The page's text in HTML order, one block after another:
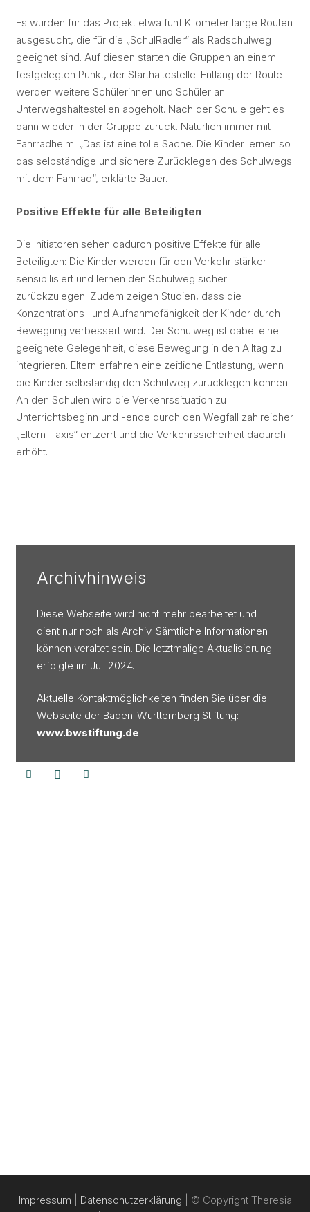
Es wurden für das Projekt etwa fünf Kilometer lange Routen
ausgesucht, die für die „SchulRadler“ als Radschulweg
geeignet sind. Auf diesen starten die Gruppen an einem
festgelegten Punkt, der Starthaltestelle. Entlang der Route
werden weitere Schülerinnen und Schüler an
Unterwegshaltestellen abgeholt. Nach der Schule geht es
dann wieder in der Gruppe zurück. Natürlich immer mit
Fahrradhelm. „Das ist eine tolle Sache. Die Kinder lernen so
das selbständige und sichere Zurücklegen des Schulwegs
mit dem Fahrrad“, erklärte Bauer.
Positive Effekte für alle Beteiligten
Die Initiatoren sehen dadurch positive Effekte für alle
Beteiligten: Die Kinder werden für den Verkehr stärker
sensibilisiert und lernen den Schulweg sicher
zurückzulegen. Zudem zeigen Studien, dass die
Konzentrations- und Aufnahmefähigkeit der Kinder durch
Bewegung verbessert wird. Der Schulweg ist dabei eine
geeignete Gelegenheit, diese Bewegung in den Alltag zu
integrieren. Eltern erfahren eine zeitliche Entlastung, wenn
die Kinder selbständig den Schulweg zurücklegen können.
An den Schulen wird die Verkehrssituation zu
Unterrichtsbeginn und -ende durch den Wegfall zahlreicher
„Eltern-Taxis“ entzerrt und die Verkehrssicherheit dadurch
erhöht.
Archivhinweis
Diese Webseite wird nicht mehr bearbeitet und
dient nur noch als Archiv. Sämtliche Informationen
können veraltet sein. Die letztmalige Aktualisierung
erfolgte im Juli 2024.
Aktuelle Kontaktmöglichkeiten finden Sie über die
Webseite der Baden-Württemberg Stiftung:
www.bwstiftung.de.
Impressum Datenschutzerklärung | © Copyright Theresia